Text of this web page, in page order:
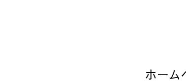
ホーム